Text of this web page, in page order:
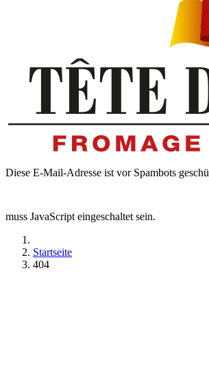
Diese E-Mail-Adresse ist vor Spambots
muss JavaScript eingeschaltet sein.
Startseite
404